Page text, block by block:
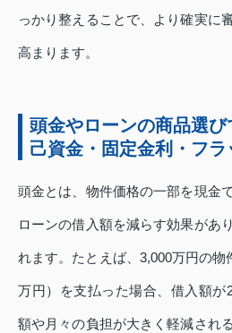
っかり整えることで、より確実に
高まります。
頭金やローンの商品選
己資金・固定金利・フラ
頭金とは、物件価格の一部を現金
ローンの借入額を減らす効果があ
れます。たとえば、3,000万円の
万円）を支払った場合、借入額が
額や月々の負担が大きく軽減され